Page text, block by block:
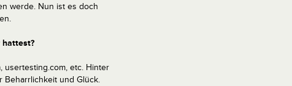
werde. Nun ist es doch
hattest?
usertesting.com, etc. Hinter
Beharrlichkeit und Glück.